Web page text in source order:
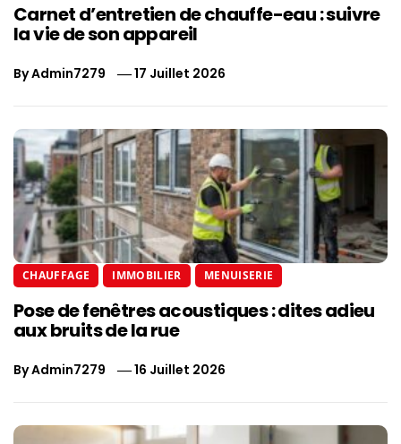
Carnet d’entretien de chauffe-eau : suivre
la vie de son appareil
ByAdmin7279 17 Juillet 2026
CHAUFFAGE IMMOBILIER MENUISERIE
Pose de fenêtres acoustiques : dites adieu
aux bruits de la rue
ByAdmin7279 16 Juillet 2026